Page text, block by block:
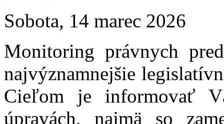
Sobota, 14 marec 2026
Monitoring právnych
najvýznamnejšie
Cieľom je informovať
úpravách, najmä so